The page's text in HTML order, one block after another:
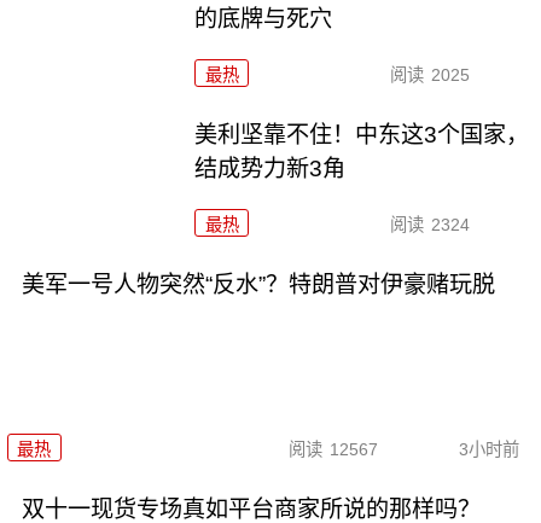
的底牌与死穴
最热 阅读 2025
美利坚靠不住！中东这3个国家，
结成势力新3角
最热 阅读 2324
美军一号人物突然“反水”？特朗普对伊豪赌玩脱
最热 阅读 12567 3小时前
双十一现货专场真如平台商家所说的那样吗？